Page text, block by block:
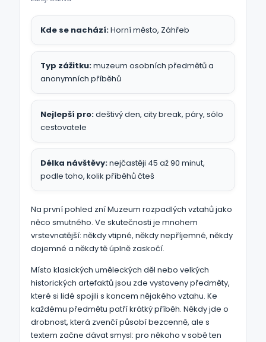
Kde se nachází:Horní město, Záhřeb
Typ zážitku:muzeum osobních předmětů a
anonymních příběhů
Nejlepší pro:deštivý den, city break, páry, sólo
cestovatele
Délka návštěvy:nejčastěji 45 až 90 minut,
podle toho, kolik příběhů čteš
Na první pohled zní Muzeum rozpadlých vztahů jako
něco smutného. Ve skutečnosti je mnohem
vrstevnatější: někdy vtipné, někdy nepříjemné, někdy
dojemné a někdy tě úplně zaskočí.
Místo klasických uměleckých děl nebo velkých
historických artefaktů jsou zde vystaveny předměty,
které si lidé spojili s koncem nějakého vztahu. Ke
každému předmětu patří krátký příběh. Někdy jde o
drobnost, která zvenčí působí bezcenně, ale s
textem začne dávat smysl: pro někoho v sobě ten